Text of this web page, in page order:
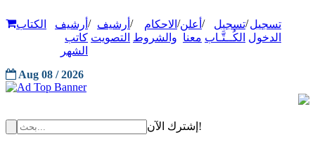
تسجيل
الدخول
/تسجيل
الكُــتَّـاب
/ أعلن
معنا
/ الاحكام
والشروط
/ أرشيف
التصويت
/ أرشيف
كاتب
الشهر
الكتاب
Aug 08 / 2026
إشترك الآن!